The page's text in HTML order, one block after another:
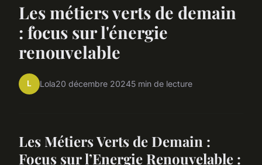
Les métiers verts de demain
: focus sur l'énergie
renouvelable
L Lola20 décembre 20245 min de lecture
Les Métiers Verts de Demain :
Focus sur l’Energie Renouvelable :